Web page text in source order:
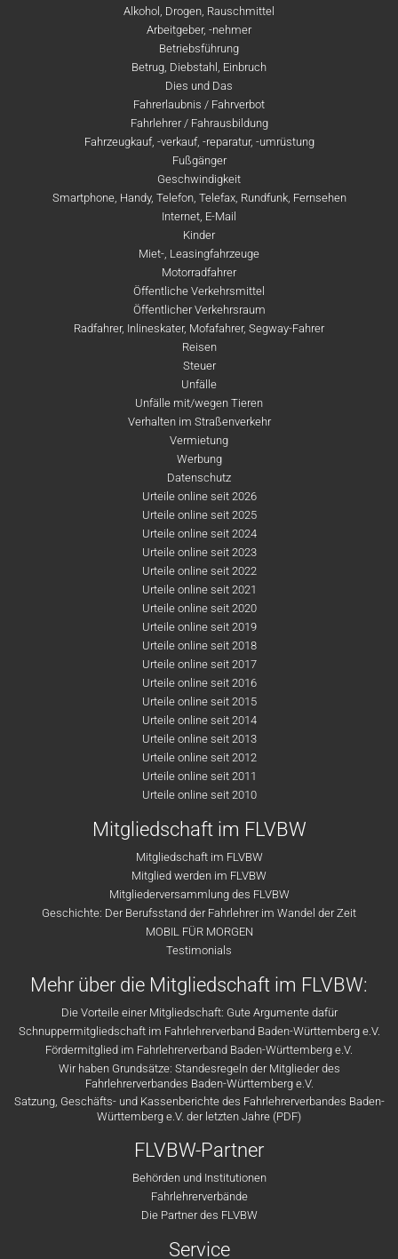
Alkohol, Drogen, Rauschmittel
Arbeitgeber, -nehmer
Betriebsführung
Betrug, Diebstahl, Einbruch
Dies und Das
Fahrerlaubnis / Fahrverbot
Fahrlehrer / Fahrausbildung
Fahrzeugkauf, -verkauf, -reparatur, -umrüstung
Fußgänger
Geschwindigkeit
Smartphone, Handy, Telefon, Telefax, Rundfunk, Fernsehen
Internet, E-Mail
Kinder
Miet-, Leasingfahrzeuge
Motorradfahrer
Öffentliche Verkehrsmittel
Öffentlicher Verkehrsraum
Radfahrer, Inlineskater, Mofafahrer, Segway-Fahrer
Reisen
Steuer
Unfälle
Unfälle mit/wegen Tieren
Verhalten im Straßenverkehr
Vermietung
Werbung
Datenschutz
Urteile online seit 2026
Urteile online seit 2025
Urteile online seit 2024
Urteile online seit 2023
Urteile online seit 2022
Urteile online seit 2021
Urteile online seit 2020
Urteile online seit 2019
Urteile online seit 2018
Urteile online seit 2017
Urteile online seit 2016
Urteile online seit 2015
Urteile online seit 2014
Urteile online seit 2013
Urteile online seit 2012
Urteile online seit 2011
Urteile online seit 2010
Mitgliedschaft im FLVBW
Mitgliedschaft im FLVBW
Mitglied werden im FLVBW
Mitgliederversammlung des FLVBW
Geschichte: Der Berufsstand der Fahrlehrer im Wandel der Zeit
MOBIL FÜR MORGEN
Testimonials
Mehr über die Mitgliedschaft im FLVBW:
Die Vorteile einer Mitgliedschaft: Gute Argumente dafür
Schnuppermitgliedschaft im Fahrlehrerverband Baden-Württemberg e.V.
Fördermitglied im Fahrlehrerverband Baden-Württemberg e.V.
Wir haben Grundsätze: Standesregeln der Mitglieder des
Fahrlehrerverbandes Baden-Württemberg e.V.
Satzung, Geschäfts- und Kassenberichte des Fahrlehrerverbandes Baden-
Württemberg e.V. der letzten Jahre (PDF)
FLVBW-Partner
Behörden und Institutionen
Fahrlehrerverbände
Die Partner des FLVBW
Service